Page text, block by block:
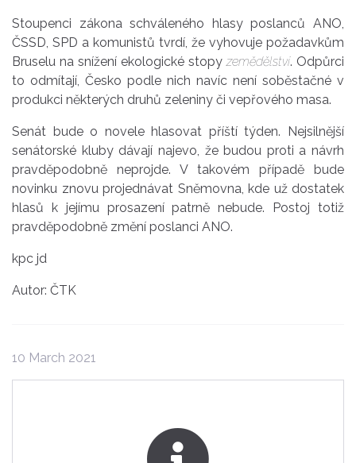
Stoupenci zákona schváleného hlasy poslanců ANO,
ČSSD, SPD a komunistů tvrdí, že vyhovuje požadavkům
Bruselu na snížení ekologické stopy zemědělství. Odpůrci
to odmítají, Česko podle nich navíc není soběstačné v
produkci některých druhů zeleniny či vepřového masa.
Senát bude o novele hlasovat příští týden. Nejsilnější
senátorské kluby dávají najevo, že budou proti a návrh
pravděpodobně neprojde. V takovém případě bude
novinku znovu projednávat Sněmovna, kde už dostatek
hlasů k jejímu prosazení patrně nebude. Postoj totiž
pravděpodobně změní poslanci ANO.
kpc jd
Autor: ČTK
10 March 2021